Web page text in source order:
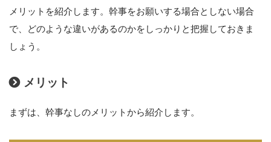
メリットを紹介します。幹事をお願いする場合としない場合
で、どのような違いがあるのかをしっかりと把握しておきま
しょう。
メリット
まずは、幹事なしのメリットから紹介します。